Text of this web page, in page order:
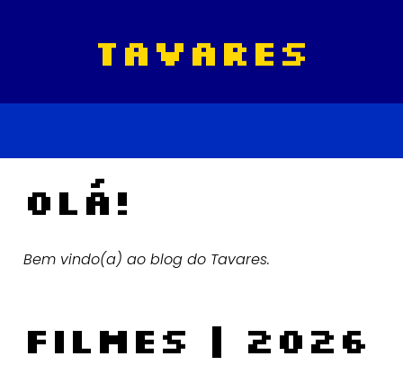
tavares
Olá!
Bem vindo(a) ao blog do Tavares.
Filmes | 2026